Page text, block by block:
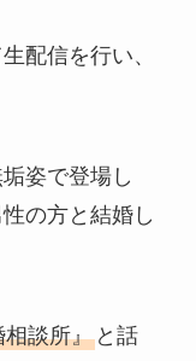
配信を行い、
姿で登場し
の方と結婚し
相談所』と話